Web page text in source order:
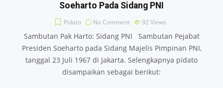
Soeharto Pada Sidang PNI
Pidato No Comment 92 Views
Sambutan Pak Harto: Sidang PNI Sambutan Pejabat
Presiden Soeharto pada Sidang Majelis Pimpinan PNI,
tanggal 23 Juli 1967 di Jakarta. Selengkapnya pidato
disampaikan sebagai berikut: